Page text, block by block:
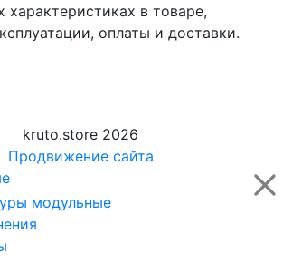
характеристиках в товаре,
оплаты и доставки.
kruto.store 2026
Продвижение сайта
модульные